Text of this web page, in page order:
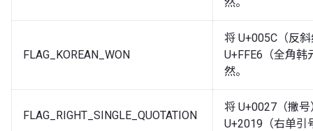
FLAG_KOREAN_WON
将 U+005C（反
U+FFE6（全角
然。
FLAG_RIGHT_SINGLE_QUOTATION
将 U+0027（撇
U+2019（右单引